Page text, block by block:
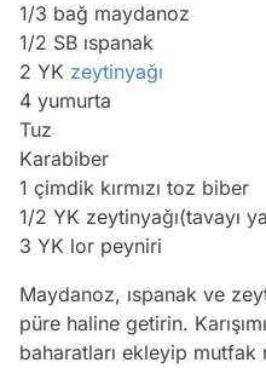
1/3 bağ maydanoz
1/2 SB ıspanak
2 YK zeytinyağı
4 yumurta
Tuz
Karabiber
1 çimdik kırmızı toz biber
1/2 YK zeytinyağı(tavayı
3 YK lor peyniri
Maydanoz, ıspanak ve
püre haline getirin.
baharatları ekleyip mutfak